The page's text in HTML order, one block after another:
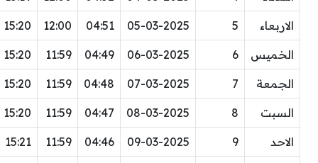
الاربعاء 5
05-03-2025
04:51
12:00
15:20
الخميس 6
06-03-2025
04:49
11:59
15:20
الجمعة 7
07-03-2025
04:48
11:59
15:20
السبت 8
08-03-2025
04:47
11:59
15:20
الاحد 9
09-03-2025
04:46
11:59
15:21